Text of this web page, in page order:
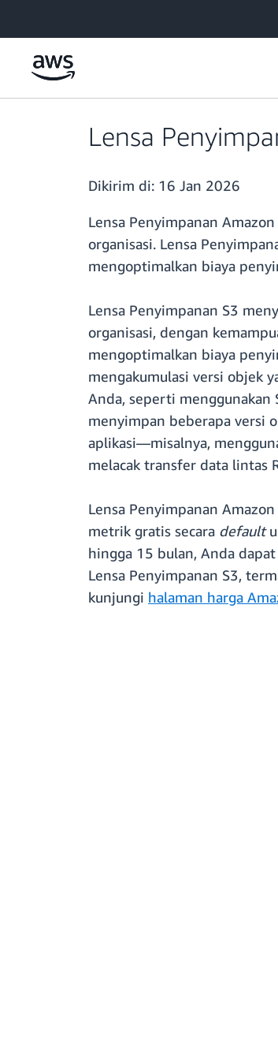
Lensa
Dikirim di: 16 Jan 2026
Lensa Penyimpanan
organisasi. Lensa
mengoptimalkan biaya
Lensa Penyimpanan S3
organisasi, dengan
mengoptimalkan biaya
mengakumulasi versi objek
Anda, seperti menggunakan
menyimpan beberapa versi
aplikasi—misalnya,
melacak transfer data lintas
Lensa Penyimpanan
metrik gratis secara default
hingga 15 bulan, Anda
Lensa Penyimpanan S3,
kunjungi halaman harga